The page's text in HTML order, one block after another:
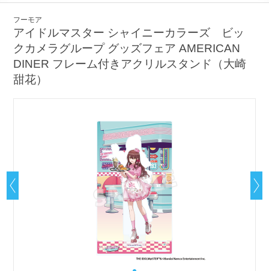
フーモア
アイドルマスター シャイニーカラーズ ビッ
クカメラグループ グッズフェア AMERICAN
DINER フレーム付きアクリルスタンド（大崎
甜花）